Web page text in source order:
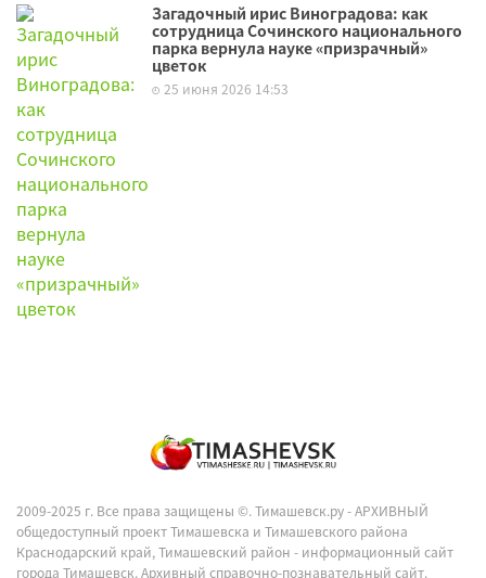
Загадочный ирис Виноградова: как
сотрудница Сочинского национального
парка вернула науке «призрачный»
цветок
25 июня 2026 14:53
2009-2025 г. Все права защищены ©.Тимашевск.ру - АРХИВНЫЙ
общедоступный проект Тимашевска и Тимашевского района
Краснодарский край, Тимашевский район - информационный сайт
города Тимашевск. Архивный справочно-познавательный сайт.